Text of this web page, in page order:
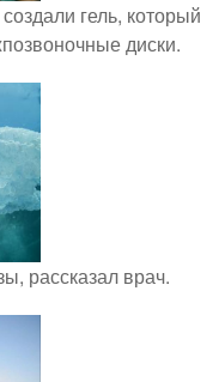
гель, который
диски.
рассказал врач.